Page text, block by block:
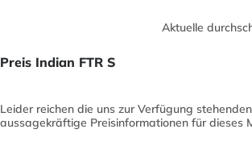
Aktuelle
Preis Indian FTR S
Leider reichen die uns zur Verfügung
aussagekräftige Preisinformationen für dieses